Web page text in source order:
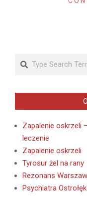
Search
Zapalenie oskrzeli
leczenie
Zapalenie oskrzeli
Tyrosur żel na rany
Rezonans
Psychiatra